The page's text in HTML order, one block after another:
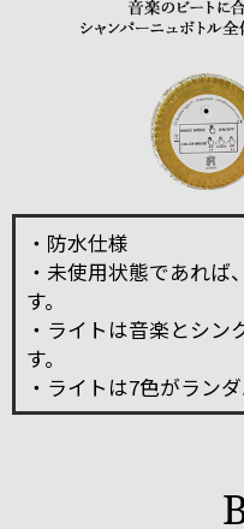
・防水仕様
・未使用状態であれば
す。
・ライトは音楽とシン
す。
・ライトは7色がランダ